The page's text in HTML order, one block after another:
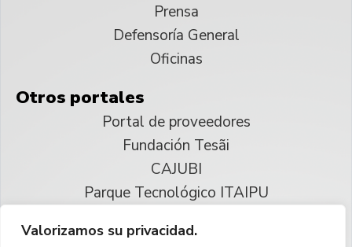
Valorizamos su privacidad.
Prensa
Defensoría General
Oficinas
Otros portales
Portal de proveedores
Fundación Tesãi
CAJUBI
Parque Tecnológico ITAIPU